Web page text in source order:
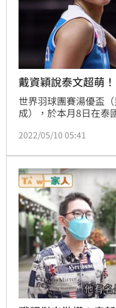
戴資穎說泰文超萌
世界羽球團賽湯優盃
成），於本月8日在泰
強。除了實力強勁，小
影片，可愛模樣瞬間
2022/05/10 05:41